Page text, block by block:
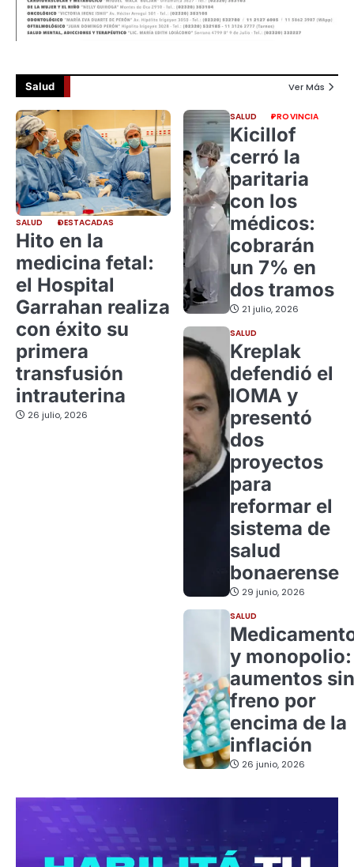
Salud Ver Más
SALUD DESTACADAS
Hito en la
medicina fetal:
el Hospital
Garrahan realiza
con éxito su
primera
transfusión
intrauterina
26 julio, 2026
SALUD PROVINCIA
Kicillof
cerró la
paritaria
con los
médicos:
cobrarán
un 7% en
dos tramos
21 julio, 2026
SALUD
Kreplak
defendió el
IOMA y
presentó
dos
proyectos
para
reformar el
sistema de
salud
bonaerense
29 junio, 2026
SALUD
y monopolio:
aumentos sin
freno por
encima de la
inflación
26 junio, 2026